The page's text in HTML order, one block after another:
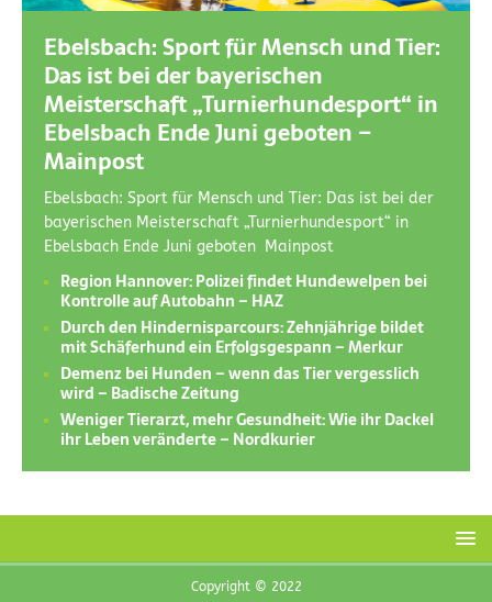
Ebelsbach: Sport für Mensch und Tier:
Das ist bei der bayerischen
Meisterschaft „Turnierhundesport“ in
Ebelsbach Ende Juni geboten –
Mainpost
Ebelsbach: Sport für Mensch und Tier: Das ist bei der
bayerischen Meisterschaft „Turnierhundesport“ in
Ebelsbach Ende Juni geboten Mainpost
Region Hannover: Polizei findet Hundewelpen bei
Kontrolle auf Autobahn – HAZ
Durch den Hindernisparcours: Zehnjährige bildet
mit Schäferhund ein Erfolgsgespann – Merkur
Demenz bei Hunden – wenn das Tier vergesslich
wird – Badische Zeitung
Weniger Tierarzt, mehr Gesundheit: Wie ihr Dackel
ihr Leben veränderte – Nordkurier
Copyright © 2022